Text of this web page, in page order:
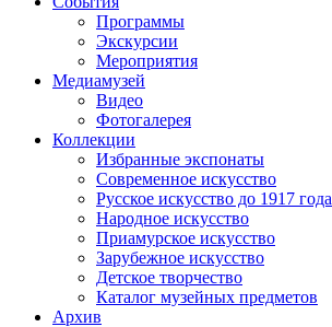
Программы
Экскурсии
Мероприятия
Медиамузей
Видео
Фотогалерея
Коллекции
Избранные экспонаты
Современное искусство
Русское искусство до 1917 года
Народное искусство
Приамурское искусство
Зарубежное искусство
Детское творчество
Каталог музейных предметов
Архив